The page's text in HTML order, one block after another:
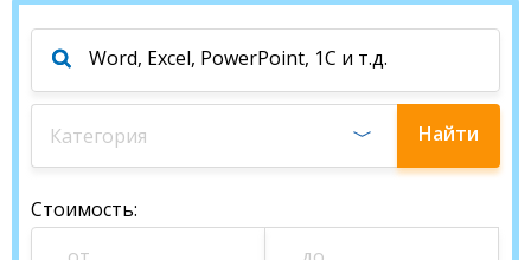
Категория Найти
Стоимость: